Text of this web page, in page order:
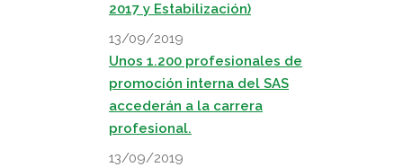
2017 y Estabilización)
13/09/2019
Unos 1.200 profesionales de
promoción interna del SAS
accederán a la carrera
profesional.
13/09/2019